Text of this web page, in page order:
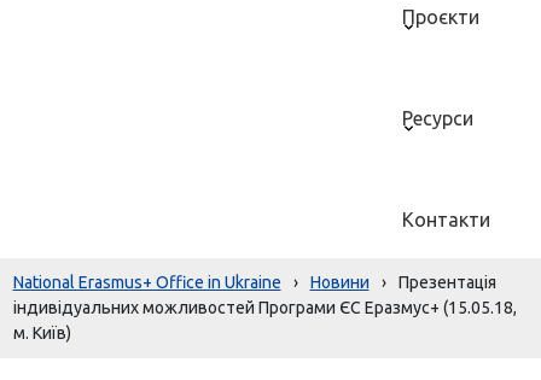
Проєкти
Ресурси
Контакти
National Erasmus+ Office in Ukraine › Новини ›
Презентація
індивідуальних можливостей Програми ЄС Еразмус+ (15.05.18,
м. Київ)